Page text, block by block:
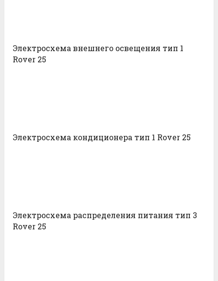
Электросхема внешнего освещения тип 1
Rover 25
Электросхема кондиционера тип 1 Rover 25
Электросхема распределения питания тип 3
Rover 25